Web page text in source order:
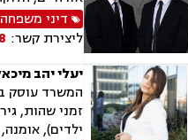
דיני משפחה
ליצירת קשר:
יעלי יהב
המשרד עוסק
זמני שהות,
ילדים),